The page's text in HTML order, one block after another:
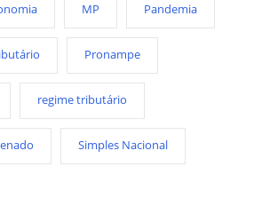
MP Pandemia
Pronampe
regime tributário
Simples Nacional